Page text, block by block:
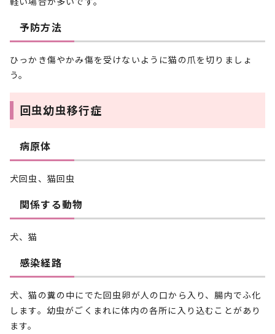
予防方法
ひっかき傷やかみ傷を受けないように猫の爪を切りましょ
う。
回虫幼虫移行症
病原体
犬回虫、猫回虫
関係する動物
犬、猫
感染経路
犬、猫の糞の中にでた回虫卵が人の口から入り、腸内でふ化
します。幼虫がごくまれに体内の各所に入り込むことがあり
ます。